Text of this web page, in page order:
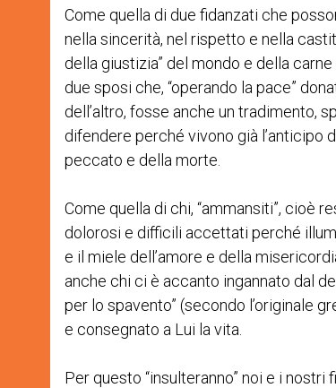
Come quella di due fidanzati che
nella sincerità, nel rispetto e nella
della giustizia” del mondo e della
due sposi che, “operando la pace”
dell’altro, fosse anche un tradimento,
difendere perché vivono già l’anticipo
peccato e della morte.
Come quella di chi, “ammansiti”, cioè
dolorosi e difficili accettati perché
e il miele dell’amore e della
anche chi ci è accanto ingannato dal
per lo spavento” (secondo l’originale
e consegnato a Lui la vita.
Per questo “insulteranno” noi e i